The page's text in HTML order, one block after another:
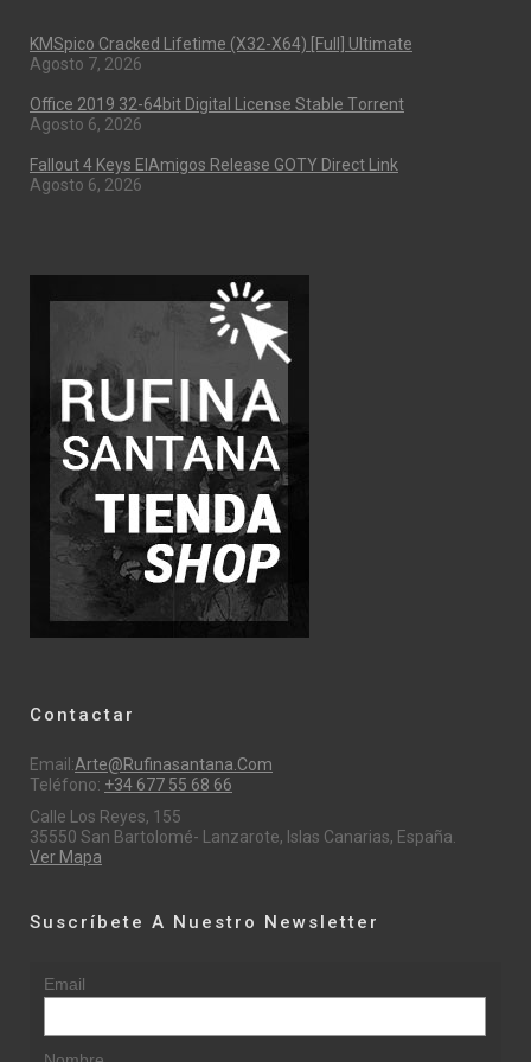
KMSpico Cracked Lifetime (x32-X64) [Full] Ultimate
Agosto 7, 2026
Office 2019 32-64bit Digital License Stable Tоrrеnt
Agosto 6, 2026
Fallout 4 Keys ElAmigos Release GOTY Direct Link
Agosto 6, 2026
Contactar
Email:Arte@rufinasantana.com
Teléfono: +34 677 55 68 66
Calle Los Reyes, 155
35550 San Bartolomé- Lanzarote, Islas Canarias, España.
Ver Mapa
Suscríbete A Nuestro Newsletter
Email